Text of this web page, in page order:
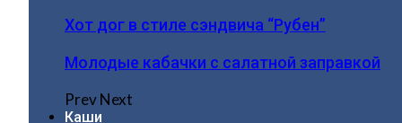
Хот дог в стиле сэндвича “Рубен”
Молодые кабачки с салатной заправкой
PrevNext
Каши